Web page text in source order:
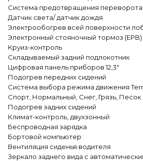
Система предотвращения переворота
Датчик света/ датчик дождя
Электрообогрев всей поверхности
Электронный стояночный тормоз (EPB)
Круиз-контроль
Складываемый задний подлокотник
Цифровая панель приборов 12,3"
Подогрев передних сидений
Система выбора режима движения
Спорт, Нормальный, Снег, Грязь, Песок
Подогрев задних сидений
Климат-контроль, двухзонный
Беспроводная зарядка
Бортовой компьютер
Вентиляция сиденья водителя
Зеркало заднего вида с